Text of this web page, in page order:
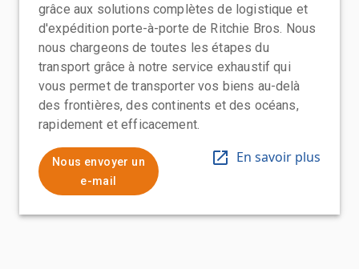
grâce aux solutions complètes de logistique et
d'expédition porte-à-porte de Ritchie Bros. Nous
nous chargeons de toutes les étapes du
transport grâce à notre service exhaustif qui
vous permet de transporter vos biens au-delà
des frontières, des continents et des océans,
rapidement et efficacement.
Nous envoyer un
e-mail
En savoir plus